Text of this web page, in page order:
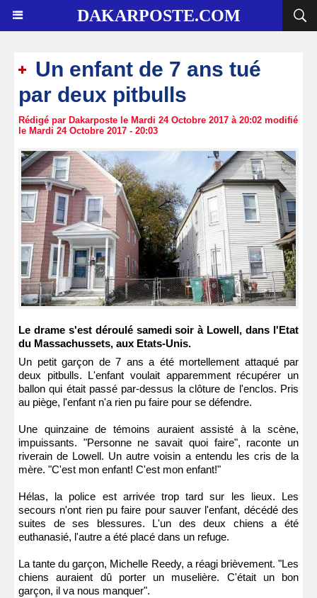
DAKARPOSTE.COM
Un enfant de 7 ans tué
par deux pitbulls
Rédigé par Dakarposte le Mardi 24 Octobre 2017 à 20:02 modifié
le Mardi 24 Octobre 2017 - 20:03
Le drame s'est déroulé samedi soir à Lowell, dans l'Etat
du Massachussets, aux Etats-Unis.
Un petit garçon de 7 ans a été mortellement attaqué par
deux pitbulls. L'enfant voulait apparemment récupérer un
ballon qui était passé par-dessus la clôture de l'enclos. Pris
au piège, l'enfant n'a rien pu faire pour se défendre.
Une quinzaine de témoins auraient assisté à la scène,
impuissants. "Personne ne savait quoi faire", raconte un
riverain de Lowell. Un autre voisin a entendu les cris de la
mère. "C'est mon enfant! C'est mon enfant!"
Hélas, la police est arrivée trop tard sur les lieux. Les
secours n'ont rien pu faire pour sauver l'enfant, décédé des
suites de ses blessures. L'un des deux chiens a été
euthanasié, l'autre a été placé dans un refuge.
La tante du garçon, Michelle Reedy, a réagi brièvement. "Les
chiens auraient dû porter un muselière. C'était un bon
garçon, il va nous manquer".